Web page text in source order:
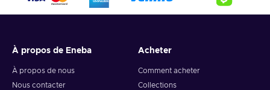
À propos de Eneba
À propos de nous
Nous contacter
Acheter
Comment acheter
Collections